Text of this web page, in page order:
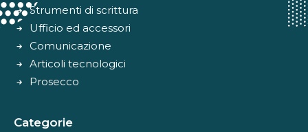
Strumenti di scrittura
Ufficio ed accessori
Comunicazione
Articoli tecnologici
Prosecco
Categorie